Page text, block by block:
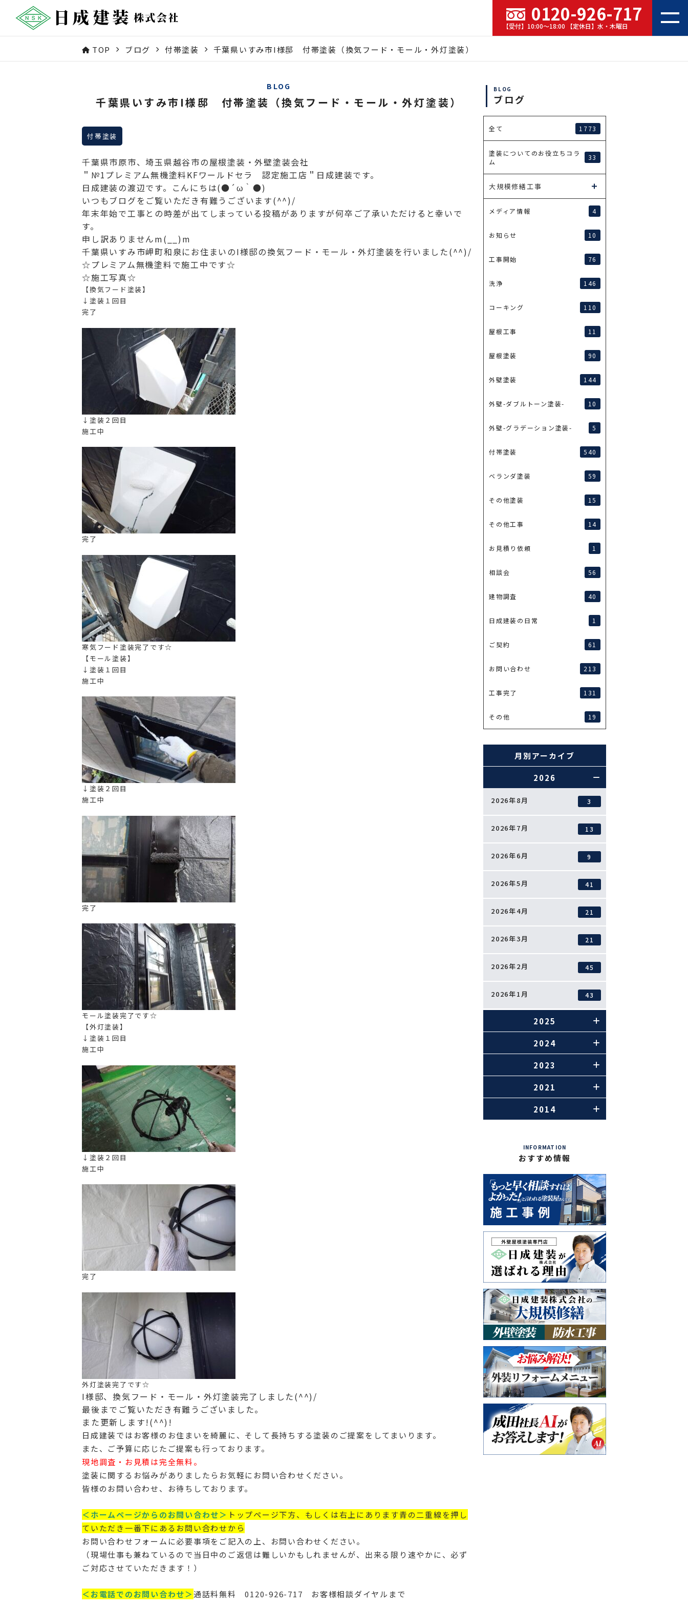
0120-926-717
【受付】10:00～18:00 【定休日】水・木曜日
TOP ブログ 付帯塗装 千葉県いすみ市I様邸 付帯塗装（換気フード・モール・外灯塗装）
BLOG
千葉県いすみ市I様邸 付帯塗装（換気フード・モール・外灯塗装）
付帯塗装
千葉県市原市、埼玉県越谷市の屋根塗装・外壁塗装会社
＂№1プレミアム無機塗料KFワールドセラ 認定施工店＂日成建装です。
日成建装の渡辺です。こんにちは(●´ω｀●)
いつもブログをご覧いただき有難うございます(^^)/
年末年始で工事との時差が出てしまっている投稿がありますが何卒ご了承いただけると幸いで
す。
申し訳ありませんm(__)m
千葉県いすみ市岬町和泉にお住まいのI様邸の換気フード・モール・外灯塗装を行いました(^^)/
☆プレミアム無機塗料で施工中です☆
☆施工写真☆
【換気フード塗装】
↓塗装１回目
完了
↓塗装２回目
施工中
完了
寒気フード塗装完了です☆
【モール塗装】
↓塗装１回目
施工中
↓塗装２回目
施工中
完了
モール塗装完了です☆
【外灯塗装】
↓塗装１回目
施工中
↓塗装２回目
施工中
完了
外灯塗装完了です☆
I様邸、換気フード・モール・外灯塗装完了しました(^^)/
最後までご覧いただき有難うございました。
また更新します!(^^)!
日成建装ではお客様のお住まいを綺麗に、そして長持ちする塗装のご提案をしてまいります。
また、ご予算に応じたご提案も行っております。
現地調査・お見積は完全無料。
塗装に関するお悩みがありましたらお気軽にお問い合わせください。
皆様のお問い合わせ、お待ちしております。
＜ホームページからのお問い合わせ＞ トップページ下方、もしくは右上にあります青の二重線を押し
ていただき一番下にあるお問い合わせから
お問い合わせフォームに必要事項をご記入の上、お問い合わせください。
（現場仕事も兼ねているので当日中のご返信は難しいかもしれませんが、出来る限り速やかに、必ず
ご対応させていただきます！）
＜お電話でのお問い合わせ＞通話料無料 0120-926-717 お客様相談ダイヤルまで
BLOG
ブログ
全て 1773
塗装についてのお役立ちコラ
ム
33
大規模修繕工事
メディア情報 4
お知らせ 10
工事開始 76
洗浄 146
コーキング 110
屋根工事 11
屋根塗装 90
外壁塗装 144
外壁-ダブルトーン塗装- 10
外壁-グラデーション塗装- 5
付帯塗装 540
ベランダ塗装 59
その他塗装 15
その他工事 14
お見積り依頼 1
相談会 56
建物調査 40
日成建装の日常 1
ご契約 61
お問い合わせ 213
工事完了 131
その他 19
月別アーカイブ
2026
2026年8月 3
2026年7月 13
2026年6月 9
2026年5月 41
2026年4月 21
2026年3月 21
2026年2月 45
2026年1月 43
2025
2024
2023
2021
2014
INFORMATION
おすすめ情報